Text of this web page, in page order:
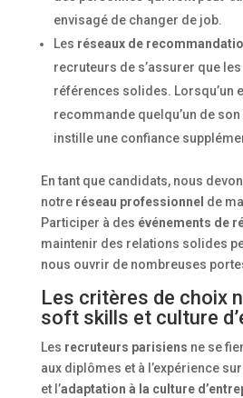
envisagé de changer de job.
Les réseaux de
recruteurs de s’assurer que
références solides. Lorsqu’un
recommande quelqu’un de
instille une confiance
En tant que candidats, nous
notre réseau professionnel de
Participer à des événements de
maintenir des relations solides
nous ouvrir de nombreuses
Les critères de choix
soft skills et culture
Les recruteurs parisiens ne se
aux diplômes et à l’expérience sur
et l’adaptation à la culture